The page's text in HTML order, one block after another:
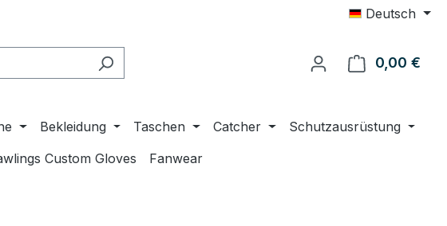
Deutsch
0,00 €
Bekleidung Taschen Catcher
Schutzausrüstung
Custom Gloves Fanwear